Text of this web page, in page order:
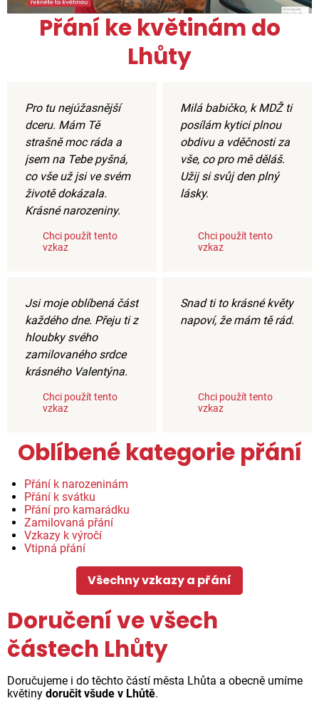
Přání ke květinám do
Lhůty
Pro tu nejúžasnější
dceru. Mám Tě
strašně moc ráda a
jsem na Tebe pyšná,
co vše už jsi ve svém
životě dokázala.
Krásné narozeniny.
Chci použít tento
vzkaz
Milá babičko, k MDŽ ti
posílám kytici plnou
obdivu a vděčnosti za
vše, co pro mě děláš.
Užij si svůj den plný
lásky.
Chci použít tento
vzkaz
Jsi moje oblíbená část
každého dne. Přeju ti z
hloubky svého
zamilovaného srdce
krásného Valentýna.
Chci použít tento
vzkaz
Snad ti to krásné květy
napoví, že mám tě rád.
Chci použít tento
vzkaz
Oblíbené kategorie přání
Přání k narozeninám
Přání k svátku
Přání pro kamarádku
Zamilovaná přání
Vzkazy k výročí
Vtipná přání
Všechny vzkazy a přání
Doručení ve všech
částech Lhůty
Doručujeme i do těchto částí města Lhůta a obecně umíme
květiny doručit všude v Lhůtě.